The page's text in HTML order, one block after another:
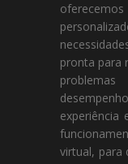
pronta para
experiência
virtual, para